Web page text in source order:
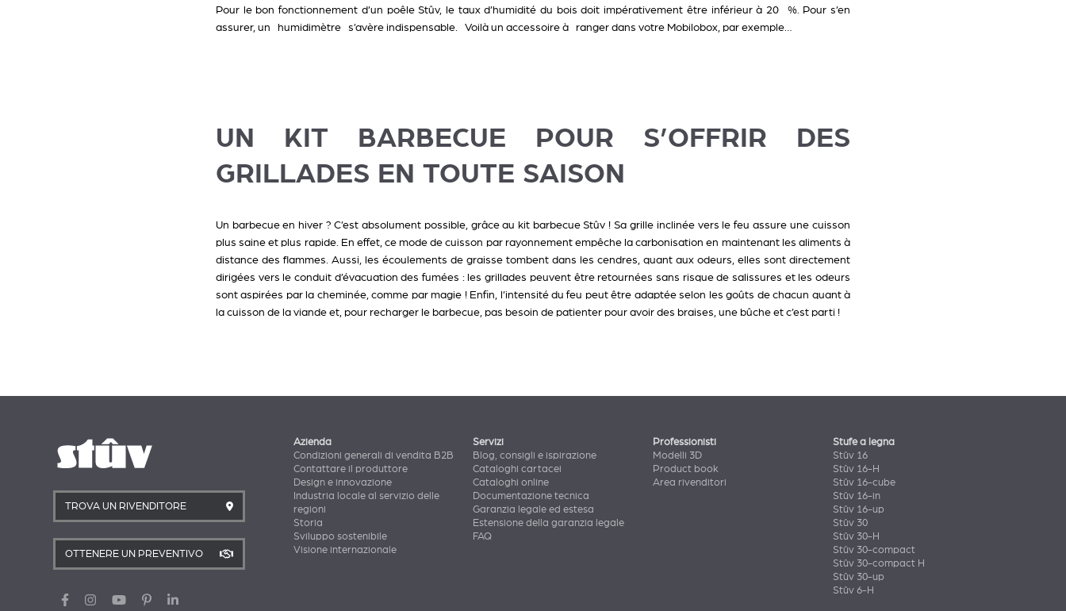
Pour le bon fonctionnement d’un poêle Stûv, le taux d’humidité du bois doit impérativement être inférieur à 20 %. Pour s’en
assurer, un humidimètre s’avère indispensable. Voilà un accessoire à ranger dans votre Mobilobox, par exemple…
UN KIT BARBECUE POUR S’OFFRIR DES
GRILLADES EN TOUTE SAISON
Un barbecue en hiver ? C’est absolument possible, grâce au kit barbecue Stûv ! Sa grille inclinée vers le feu assure une cuisson
plus saine et plus rapide. En effet, ce mode de cuisson par rayonnement empêche la carbonisation en maintenant les aliments à
distance des flammes. Aussi, les écoulements de graisse tombent dans les cendres, quant aux odeurs, elles sont directement
dirigées vers le conduit d’évacuation des fumées : les grillades peuvent être retournées sans risque de salissures et les odeurs
sont aspirées par la cheminée, comme par magie ! Enfin, l’intensité du feu peut être adaptée selon les goûts de chacun quant à
la cuisson de la viande et, pour recharger le barbecue, pas besoin de patienter pour avoir des braises, une bûche et c’est parti !
TROVA UN RIVENDITORE
OTTENERE UN PREVENTIVO
Azienda
Condizioni generali di vendita B2B
Contattare il produttore
Design e innovazione
Industria locale al servizio delle
regioni
Storia
Sviluppo sostenibile
Visione internazionale
Servizi
Blog, consigli e ispirazione
Cataloghi cartacei
Cataloghi online
Documentazione tecnica
Garanzia legale ed estesa
Estensione della garanzia legale
FAQ
Professionisti
Modelli 3D
Product book
Area rivenditori
Stufe a legna
Stûv 16
Stûv 16-H
Stûv 16-cube
Stûv 16-in
Stûv 16-up
Stûv 30
Stûv 30-H
Stûv 30-compact
Stûv 30-compact H
Stûv 30-up
Stûv 6-H